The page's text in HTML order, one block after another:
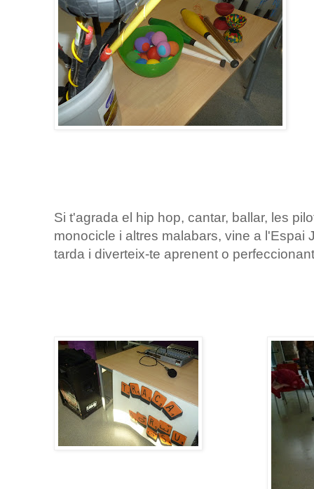
Si t'agrada el hip hop, cantar, ballar, les
monocicle i altres malabars, vine a l'Espai
tarda i diverteix-te aprenent o